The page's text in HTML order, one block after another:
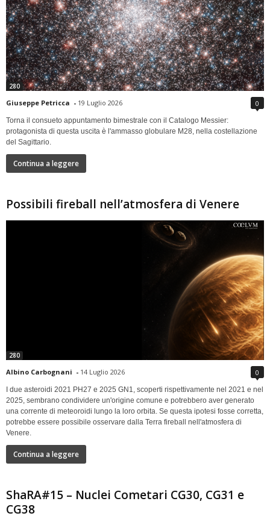
280
Giuseppe Petricca - 19 Luglio 2026 0
Torna il consueto appuntamento bimestrale con il Catalogo Messier:
protagonista di questa uscita è l'ammasso globulare M28, nella costellazione
del Sagittario.
Continua a leggere
Possibili fireball nell’atmosfera di Venere
280
Albino Carbognani - 14 Luglio 2026 0
I due asteroidi 2021 PH27 e 2025 GN1, scoperti rispettivamente nel 2021 e nel
2025, sembrano condividere un'origine comune e potrebbero aver generato
una corrente di meteoroidi lungo la loro orbita. Se questa ipotesi fosse corretta,
potrebbe essere possibile osservare dalla Terra fireball nell'atmosfera di
Venere.
Continua a leggere
ShaRA#15 – Nuclei Cometari CG30, CG31 e
CG38